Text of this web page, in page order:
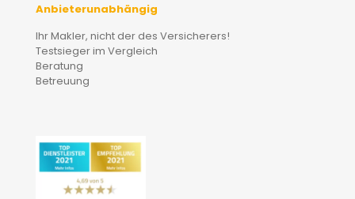
Anbieterunabhängig
Ihr Makler, nicht der des Versicherers!
Testsieger im Vergleich
Beratung
Betreuung